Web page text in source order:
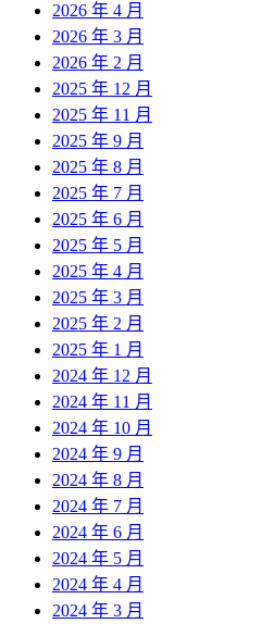
2026 年 4 月
2026 年 3 月
2026 年 2 月
2025 年 12 月
2025 年 11 月
2025 年 9 月
2025 年 8 月
2025 年 7 月
2025 年 6 月
2025 年 5 月
2025 年 4 月
2025 年 3 月
2025 年 2 月
2025 年 1 月
2024 年 12 月
2024 年 11 月
2024 年 10 月
2024 年 9 月
2024 年 8 月
2024 年 7 月
2024 年 6 月
2024 年 5 月
2024 年 4 月
2024 年 3 月